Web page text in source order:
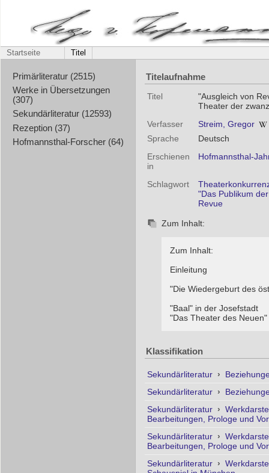
Startseite Titel
Primärliteratur (2515)
Werke in Übersetzungen
(307)
Sekundärliteratur (12593)
Rezeption (37)
Hofmannsthal-Forscher (64)
Titelaufnahme
Titel
"Ausgleich von
Theater der
Verfasser
Streim, Gregor
Sprache
Deutsch
Erschienen
in
Hofmannsthal-
Schlagwort
"Das Publikum
Revue
Zum Inhalt:
Zum Inhalt:
Einleitung
"Die Wiedergeburt des
"Baal" in der Josefstadt
"Das Theater des
Klassifikation
Sekundärliteratur ›
Sekundärliteratur ›
Sekundärliteratur ›
Bearbeitungen, Prologe und
Sekundärliteratur ›
Bearbeitungen, Prologe und
Sekundärliteratur ›